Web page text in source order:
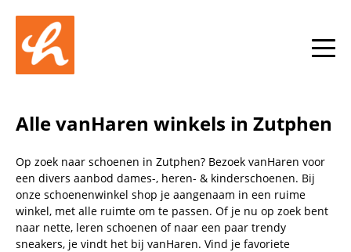
toggle
Alle vanHaren winkels in Zutphen
Op zoek naar schoenen in Zutphen? Bezoek vanHaren voor
een divers aanbod dames-, heren- & kinderschoenen. Bij
onze schoenenwinkel shop je aangenaam in een ruime
winkel, met alle ruimte om te passen. Of je nu op zoek bent
naar nette, leren schoenen of naar een paar trendy
sneakers, je vindt het bij vanHaren. Vind je favoriete